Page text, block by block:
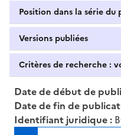
Position dans la série du
Versions publiées
Critères de recherche :
Date de début de
Date de fin de
Identifiant juridique :